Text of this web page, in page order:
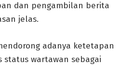
dan pengambilan berita
jelas.
adanya ketetapan
status wartawan sebagai